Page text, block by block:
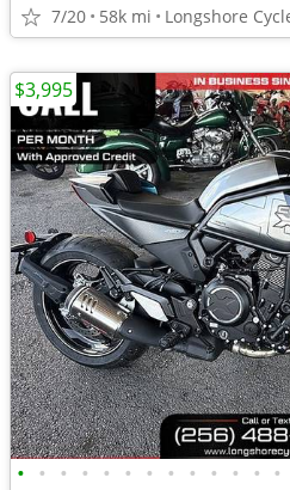
7/20 58k mi Longshore
• • • • • • • • • • • • •
$3,995